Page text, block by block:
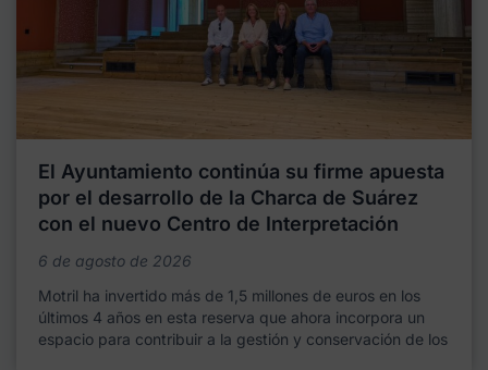
El Ayuntamiento continúa su firme apuesta
por el desarrollo de la Charca de Suárez
con el nuevo Centro de Interpretación
6 de agosto de 2026
Motril ha invertido más de 1,5 millones de euros en los
últimos 4 años en esta reserva que ahora incorpora un
espacio para contribuir a la gestión y conservación de los